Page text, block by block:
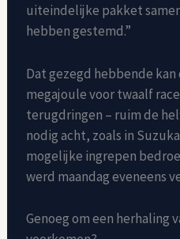
uiteindelijke pakket
hebben gestemd.”
Dat gezegd hebbende kan
megajoule voor twaalf
terugdringen – ruim de
nodig acht, zoals in
mogelijke ingrepen
werd maandag eveneens
Genoeg om een ​​herhaling